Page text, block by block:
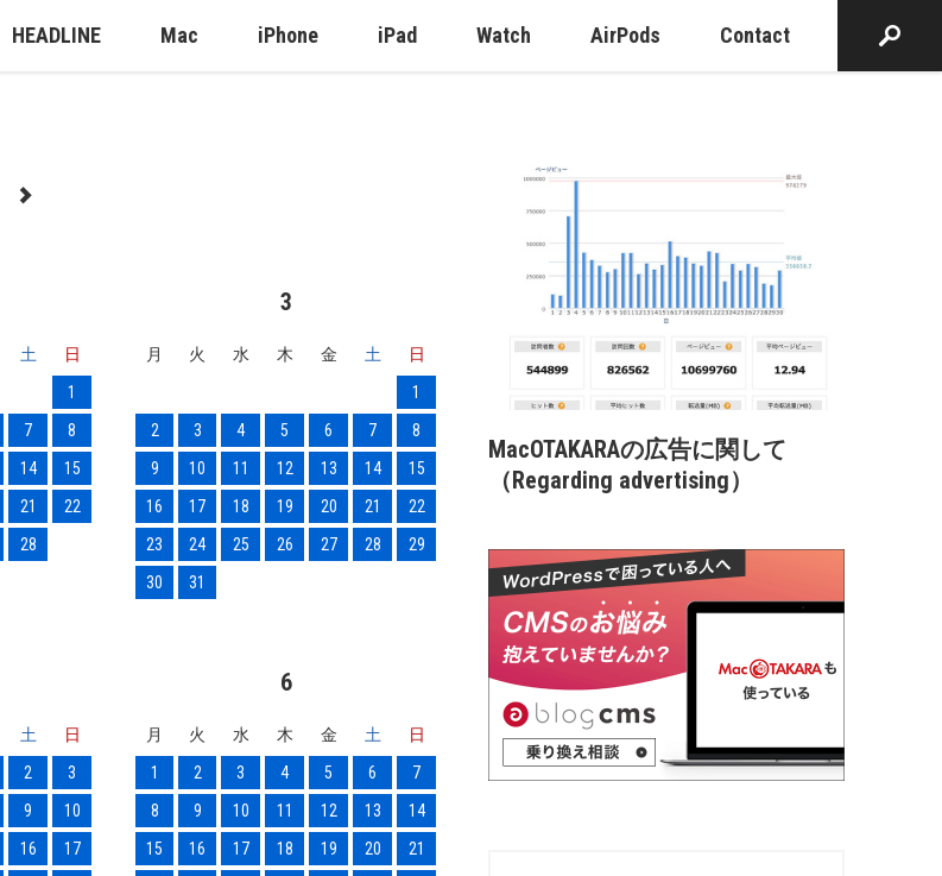
HEADLINE Mac iPhone iPad Watch AirPods Contact
土
日
1
7
8
14
15
21
22
28
3
月 火 水 木 金 土
日
1
2
3 4 5 6 7
8
9
10 11 12 13 14
15
16
17 18 19 20 21
22
23
24 25 26 27 28
29
30
31
土
日
2
3
9
10
16
17
6
月 火 水 木 金 土
日
1
2 3 4 5 6
7
8
9 10 11 12 13
14
15
16 17 18 19 20
21
MacOTAKARAの広告に関して
（Regarding advertising）